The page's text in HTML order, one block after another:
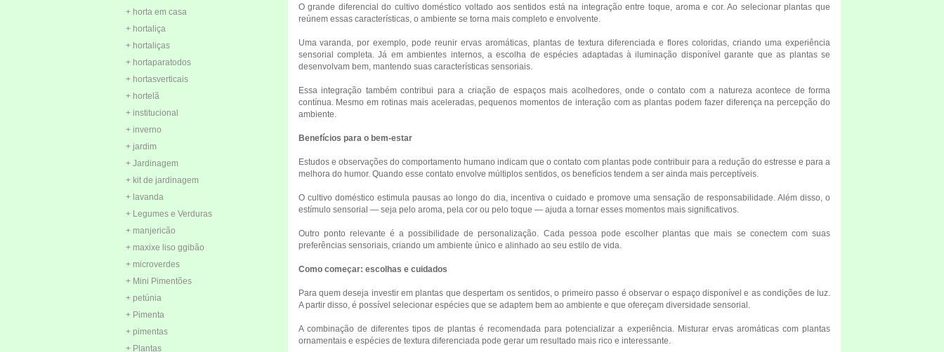
+ horta em casa
+ hortaliça
+ hortaliças
+ hortaparatodos
+ hortasverticais
+ hortelã
+ institucional
+ inverno
+ jardim
+ Jardinagem
+ kit de jardinagem
+ lavanda
+ Legumes e Verduras
+ manjericão
+ maxixe liso ggibão
+ microverdes
+ Mini Pimentões
+ petúnia
+ Pimenta
+ pimentas
+ Plantas
O grande diferencial do cultivo doméstico voltado aos sentidos está na integração entre toque, aroma e cor. Ao selecionar plantas que
reúnem essas características, o ambiente se torna mais completo e envolvente.
Uma varanda, por exemplo, pode reunir ervas aromáticas, plantas de textura diferenciada e flores coloridas, criando uma experiência
sensorial completa. Já em ambientes internos, a escolha de espécies adaptadas à iluminação disponível garante que as plantas se
desenvolvam bem, mantendo suas características sensoriais.
Essa integração também contribui para a criação de espaços mais acolhedores, onde o contato com a natureza acontece de forma
contínua. Mesmo em rotinas mais aceleradas, pequenos momentos de interação com as plantas podem fazer diferença na percepção do
ambiente.
Benefícios para o bem-estar
Estudos e observações do comportamento humano indicam que o contato com plantas pode contribuir para a redução do estresse e para a
melhora do humor. Quando esse contato envolve múltiplos sentidos, os benefícios tendem a ser ainda mais perceptíveis.
O cultivo doméstico estimula pausas ao longo do dia, incentiva o cuidado e promove uma sensação de responsabilidade. Além disso, o
estímulo sensorial — seja pelo aroma, pela cor ou pelo toque — ajuda a tornar esses momentos mais significativos.
Outro ponto relevante é a possibilidade de personalização. Cada pessoa pode escolher plantas que mais se conectem com suas
preferências sensoriais, criando um ambiente único e alinhado ao seu estilo de vida.
Como começar: escolhas e cuidados
Para quem deseja investir em plantas que despertam os sentidos, o primeiro passo é observar o espaço disponível e as condições de luz.
A partir disso, é possível selecionar espécies que se adaptem bem ao ambiente e que ofereçam diversidade sensorial.
A combinação de diferentes tipos de plantas é recomendada para potencializar a experiência. Misturar ervas aromáticas com plantas
ornamentais e espécies de textura diferenciada pode gerar um resultado mais rico e interessante.